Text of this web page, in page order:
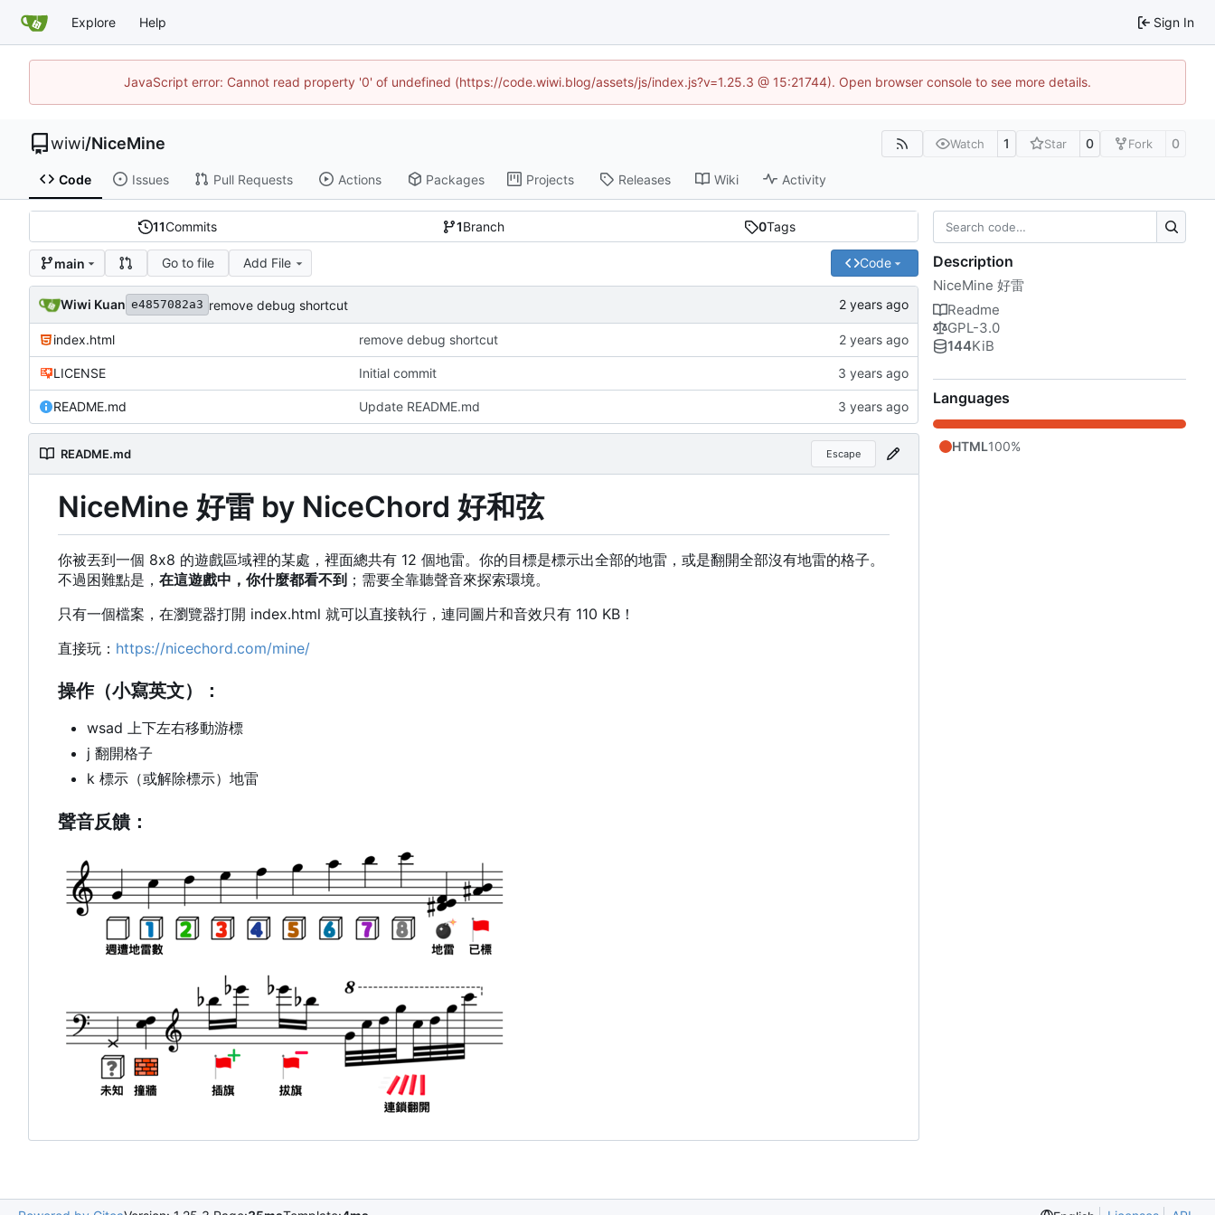
Explore Help Sign In
JavaScript error: Cannot read property '0' of undefined (https://code.wiwi.blog/assets/js/index.js?v=1.25.3 @ 15:21744). Open browser console to see more details.
wiwi/NiceMine Watch 1 Star 0 Fork 0
Code Issues Pull Requests Actions Packages Projects Releases Wiki Activity
11Commits 1Branch 0Tags
main Go to file Add File Code
Wiwi Kuan e4857082a3 remove debug shortcut
index.html remove debug shortcut
LICENSE Initial commit
README.md Update README.md
README.md Escape
NiceMine 好雷 by NiceChord 好和弦
你被丟到一個 8x8 的遊戲區域裡的某處，裡面總共有 12 個地雷。你的目標是標示出全部的地雷，或是翻開全部沒有地雷的格子。
不過困難點是， 在這遊戲中，你什麼都看不到 ；需要全靠聽聲音來探索環境。
只有一個檔案，在瀏覽器打開 index.html 就可以直接執行，連同圖片和音效只有 110 KB ！
直接玩： https://nicechord.com/mine/
操作（小寫英文）：
wsad 上下左右移動游標
j 翻開格子
k 標示（或解除標示）地雷
聲音反饋：
Description
NiceMine 好雷
Readme
GPL-3.0
144KiB
Languages
HTML100%